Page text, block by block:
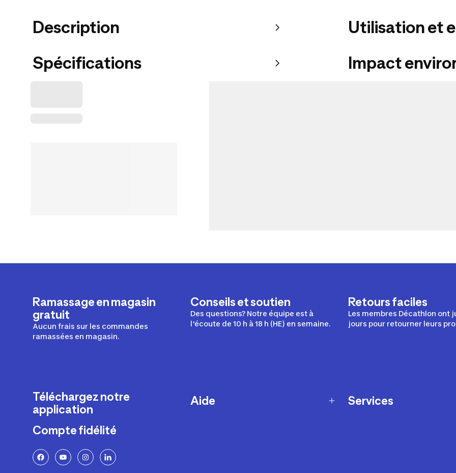
Description
Spécifications
Utilisation et
Impact
Ramassage en magasin
gratuit
Aucun frais sur les commandes
ramassées en magasin.
Conseils et soutien
Des questions? Notre équipe est à
l'écoute de 10 h à 18 h (HE) en semaine.
Retours faciles
Les membres Décathlon ont
jours pour retourner leurs
Téléchargez notre
application
Compte fidélité
Aide Services